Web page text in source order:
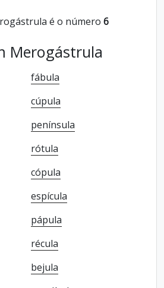
é o número 6
Merogástrula
fábula
cúpula
península
rótula
cópula
espícula
pápula
récula
bejula